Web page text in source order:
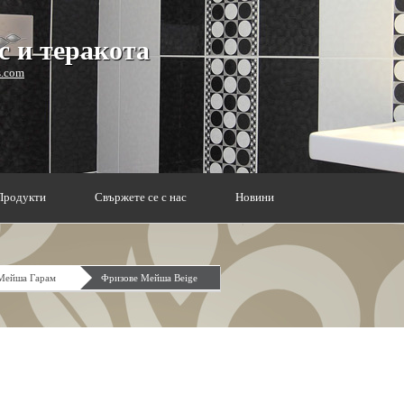
и теракота
Свържете се с нас Новини
Гарам Фризове Мейша Beige